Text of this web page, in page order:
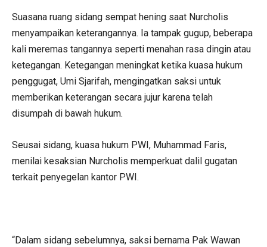
Suasana ruang sidang sempat hening saat Nurcholis
menyampaikan keterangannya. Ia tampak gugup, beberapa
kali meremas tangannya seperti menahan rasa dingin atau
ketegangan. Ketegangan meningkat ketika kuasa hukum
penggugat, Umi Sjarifah, mengingatkan saksi untuk
memberikan keterangan secara jujur karena telah
disumpah di bawah hukum.
Seusai sidang, kuasa hukum PWI, Muhammad Faris,
menilai kesaksian Nurcholis memperkuat dalil gugatan
terkait penyegelan kantor PWI.
“Dalam sidang sebelumnya, saksi bernama Pak Wawan